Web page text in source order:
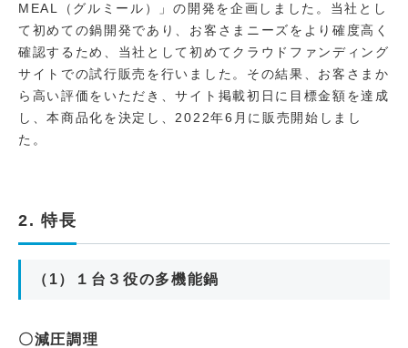
MEAL（グルミール）」の開発を企画しました。当社とし
て初めての鍋開発であり、お客さまニーズをより確度高く
確認するため、当社として初めてクラウドファンディング
サイトでの試行販売を行いました。その結果、お客さまか
ら高い評価をいただき、サイト掲載初日に目標金額を達成
し、本商品化を決定し、2022年6月に販売開始しまし
た。
2. 特長
（1）１台３役の多機能鍋
〇減圧調理